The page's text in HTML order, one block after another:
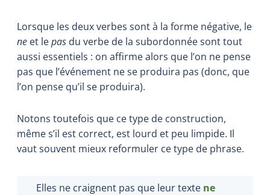
Lorsque les deux verbes sont à la forme négative, le
ne et lepas du verbe de la subordonnée sont tout
aussi essentiels : on affirme alors que l’on ne pense
pas que l’événement ne se produira pas (donc, que
l’on pense qu’il se produira).
Notons toutefois que ce type de construction,
même s’il est correct, est lourd et peu limpide. Il
vaut souvent mieux reformuler ce type de phrase.
Elles ne craignent pas que leur texte ne